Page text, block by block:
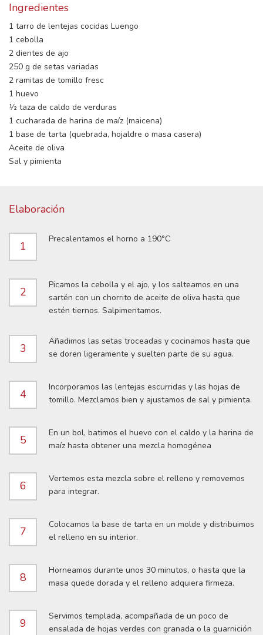
Ingredientes
1 tarro de lentejas cocidas Luengo
1 cebolla
2 dientes de ajo
250 g de setas variadas
2 ramitas de tomillo fresc
1 huevo
½ taza de caldo de verduras
1 cucharada de harina de maíz (maicena)
1 base de tarta (quebrada, hojaldre o masa casera)
Aceite de oliva
Sal y pimienta
Elaboración
1
Precalentamos el horno a 190°C
2
Picamos la cebolla y el ajo, y los salteamos en una
sartén con un chorrito de aceite de oliva hasta que
estén tiernos. Salpimentamos.
3
Añadimos las setas troceadas y cocinamos hasta que
se doren ligeramente y suelten parte de su agua.
4
Incorporamos las lentejas escurridas y las hojas de
tomillo. Mezclamos bien y ajustamos de sal y pimienta.
5
En un bol, batimos el huevo con el caldo y la harina de
maíz hasta obtener una mezcla homogénea
6
Vertemos esta mezcla sobre el relleno y removemos
para integrar.
7
Colocamos la base de tarta en un molde y distribuimos
el relleno en su interior.
8
Horneamos durante unos 30 minutos, o hasta que la
masa quede dorada y el relleno adquiera firmeza.
9
Servimos templada, acompañada de un poco de
ensalada de hojas verdes con granada o la guarnición